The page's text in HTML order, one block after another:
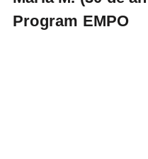
Program EMPO